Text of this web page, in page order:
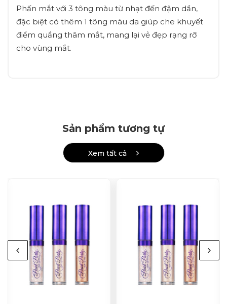
Phấn mắt với 3 tông màu từ nhạt đến đậm dần,
đặc biệt có thêm 1 tông màu da giúp che khuyết
điểm quầng thâm mắt, mang lại vẻ đẹp rạng rỡ
cho vùng mắt.
Sản phẩm tương tự
Xem tất cả